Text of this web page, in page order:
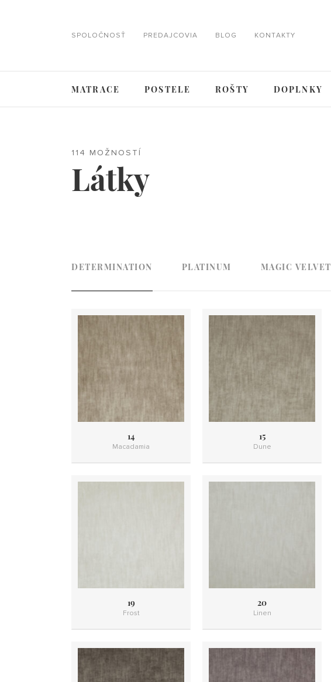
SPOLOČNOSŤ PREDAJCOVIA BLOG KONTAKTY
MATRACE POSTELE ROŠTY DOPLNKY
114 MOŽNOSTÍ
Látky
DETERMINATION PLATINUM MAGIC VELVET
14
Macadamia
15
Dune
19
Frost
20
Linen